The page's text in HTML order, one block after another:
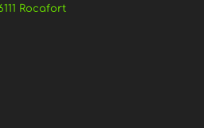
Rocafort